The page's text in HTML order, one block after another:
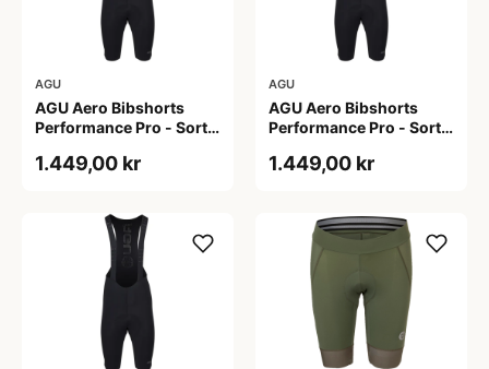
AGU
AGU Aero Bibshorts
Performance Pro - Sort -
1.449,00 kr
AGU
AGU Aero Bibshorts
Performance Pro - Sort -
1.449,00 kr